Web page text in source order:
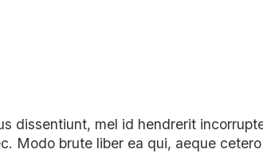
dissentiunt, mel id hendrerit
Modo brute liber ea qui, aeque